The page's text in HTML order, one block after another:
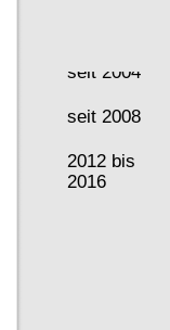
seit 2004
seit 2008
2012 bis
2016